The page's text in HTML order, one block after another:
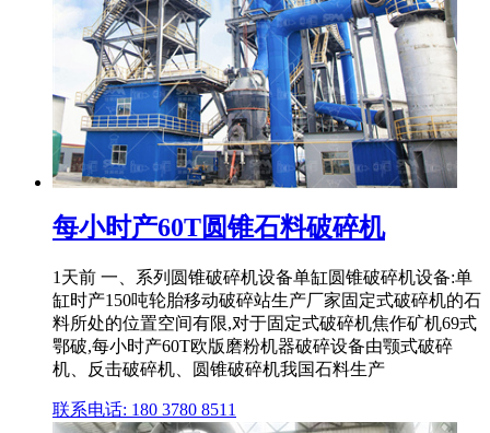
每小时产60T圆锥石料破碎机
1天前 一、系列圆锥破碎机设备单缸圆锥破碎机设备:单
缸时产150吨轮胎移动破碎站生产厂家固定式破碎机的石
料所处的位置空间有限,对于固定式破碎机焦作矿机69式
鄂破,每小时产60T欧版磨粉机器破碎设备由颚式破碎
机、反击破碎机、圆锥破碎机我国石料生产
联系电话: 180 3780 8511